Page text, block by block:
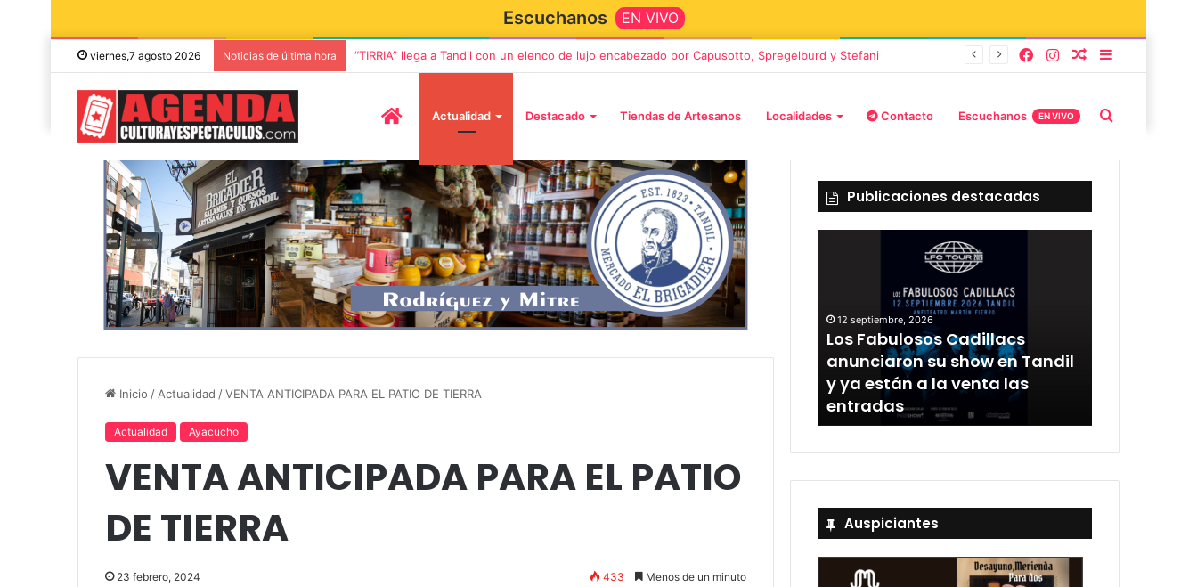
Escuchanos EN VIVO
viernes,7 agosto 2026 Noticias de última hora “TIRRIA” llega a Tandil con un elenco de lujo encabezado por Capusotto, Spregelburd y Stefani
Actualidad Destacado Tiendas de Artesanos Localidades Contacto Escuchanos EN VIVO
Inicio / Actualidad /VENTA ANTICIPADA PARA EL PATIO DE TIERRA
Actualidad Ayacucho
VENTA ANTICIPADA PARA EL PATIO
DE TIERRA
23 febrero, 2024 433 Menos de un minuto
Publicaciones destacadas
Julián Bellese llega a Tandil
con su nuevo show de stand
5 octubre, 2026
en su gira de despedida
«Fútbol, Asado, Vino y Adiós
Amigos»
2 octubre, 2026
elenco de lujo encabezado por
12 septiembre, 2026
Los Fabulosos Cadillacs
anunciaron su show en Tandil
y ya están a la venta las
entradas
Auspiciantes